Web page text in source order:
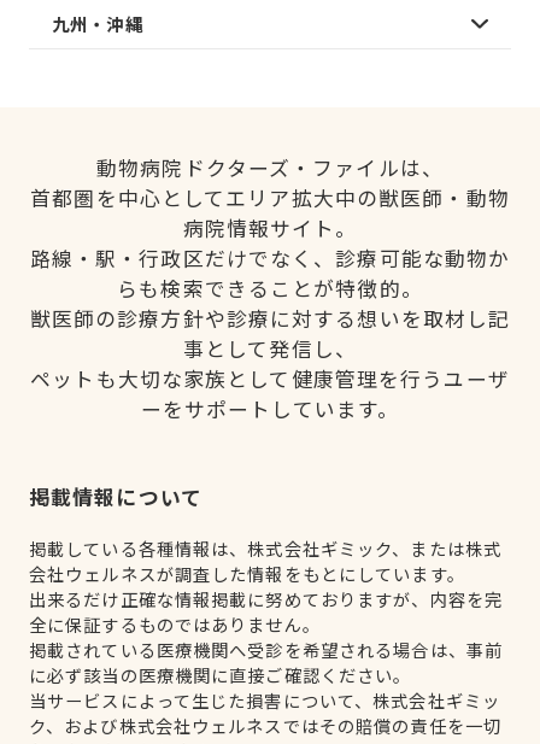
九州・沖縄
動物病院ドクターズ・ファイルは、
首都圏を中心としてエリア拡大中の獣医師・動物
病院情報サイト。
路線・駅・行政区だけでなく、診療可能な動物か
らも検索できることが特徴的。
獣医師の診療方針や診療に対する想いを取材し記
事として発信し、
ペットも大切な家族として健康管理を行うユーザ
ーをサポートしています。
掲載情報について
掲載している各種情報は、株式会社ギミック、または株式
会社ウェルネスが調査した情報をもとにしています。
出来るだけ正確な情報掲載に努めておりますが、内容を完
全に保証するものではありません。
掲載されている医療機関へ受診を希望される場合は、事前
に必ず該当の医療機関に直接ご確認ください。
当サービスによって生じた損害について、株式会社ギミッ
ク、および株式会社ウェルネスではその賠償の責任を一切